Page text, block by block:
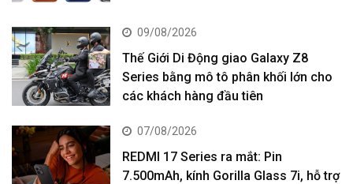
09/08/2026
Thế Giới Di Động giao Galaxy Z8
Series bằng mô tô phân khối lớn cho
các khách hàng đầu tiên
07/08/2026
REDMI 17 Series ra mắt: Pin
7.500mAh, kính Gorilla Glass 7i, hỗ trợ